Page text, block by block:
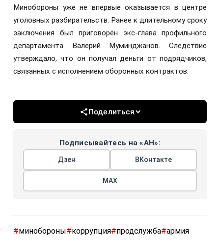
Минобороны уже не впервые оказывается в центре
уголовных разбирательств. Ранее к длительному сроку
заключения был приговорён экс-глава профильного
департамента Валерий Муминджанов. Следствие
утверждало, что он получал деньги от подрядчиков,
связанных с исполнением оборонных контрактов.
Поделиться
Подписывайтесь на «АН»:
Дзен ВКонтакте
МАХ
#минобороны#коррупция#продслужба#армия